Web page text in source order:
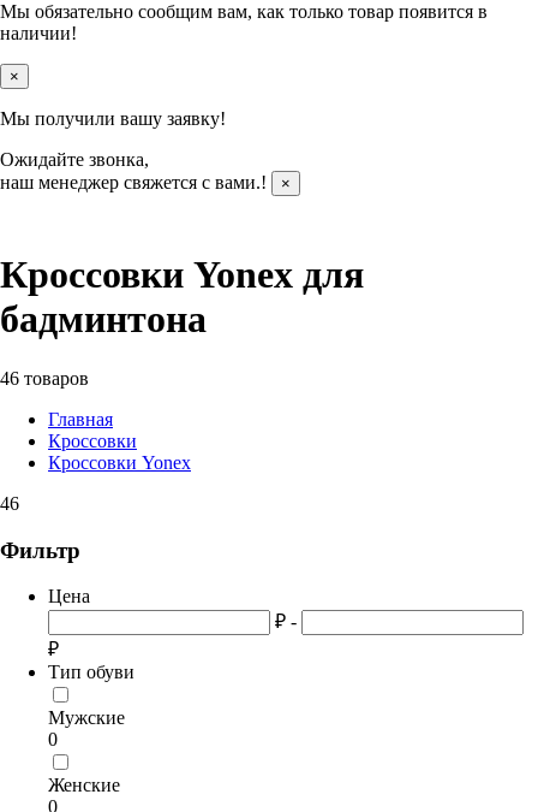
Мы обязательно сообщим вам, как только товар появится в
наличии!
×
Мы получили вашу заявку!
Ожидайте звонка,
наш менеджер свяжется с вами.! ×
Кроссовки Yonex для
бадминтона
46 товаров
Главная
Кроссовки
Кроссовки Yonex
46
Фильтр
Цена
₽ -
₽
Тип обуви
Мужские
0
Женские
0